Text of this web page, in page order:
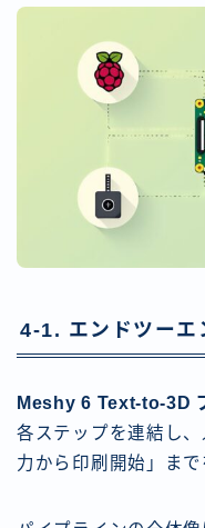
4-1. エンドツーエ
Meshy 6 Text-to-3D
各ステップを連結し
力から印刷開始」まで